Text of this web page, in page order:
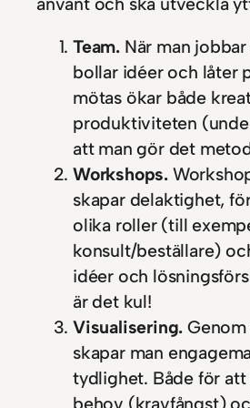
Team. När man
bollar idéer och låter
mötas ökar både
produktiviteten
att man gör det
Workshops.
skapar delaktighet,
olika roller (till
konsult/beställare)
idéer och
är det kul!
Visualisering.
skapar man
tydlighet. Både för att